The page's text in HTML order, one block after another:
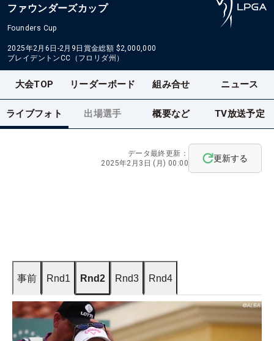
ファウンダーズカップ
Founders Cup
2025年2月6日-2月9日 賞金総額 $2,000,000
ブレイデントンCC（フロリダ州）
大会TOP リーダーボード 組み合せ ニュース
ライブフォト 出場選手 概要など TV放送予定
データ最終更新：
2025年2月3日 (月) 00:00
更新する
事前 Rnd1 Rnd2 Rnd3 Rnd4